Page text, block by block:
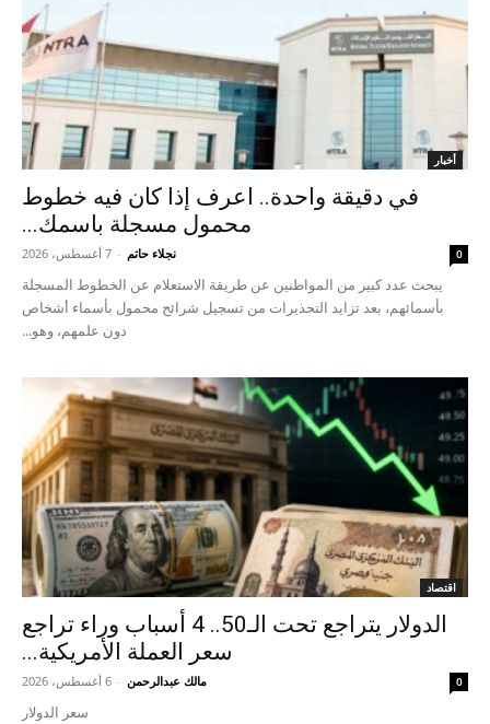
أخبار
في دقيقة واحدة.. اعرف إذا كان فيه خطوط
محمول مسجلة باسمك...
نجلاء حاتم - 7 أغسطس، 2026 0
يبحث عدد كبير من المواطنين عن طريقة الاستعلام عن الخطوط المسجلة
بأسمائهم، بعد تزايد التحذيرات من تسجيل شرائح محمول بأسماء أشخاص
دون علمهم، وهو...
اقتصاد
الدولار يتراجع تحت الـ50.. 4 أسباب وراء تراجع
سعر العملة الأمريكية...
مالك عبدالرحمن - 6 أغسطس، 2026 0
سعر الدولار